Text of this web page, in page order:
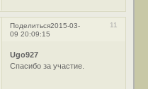
Поделиться 11
2015-03-
09 20:09:15
Ugo927
Спасибо за участие.